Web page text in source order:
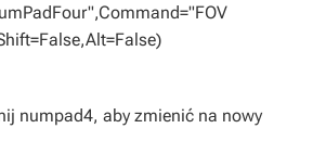
numpad4, aby zmienić na nowy